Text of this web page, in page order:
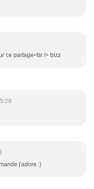
ce partage<br /> bizz
j'adore :)